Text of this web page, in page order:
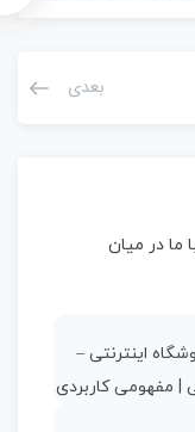
بعدی
ما در میان
اینترنتی –
| مفهومی کاربردی